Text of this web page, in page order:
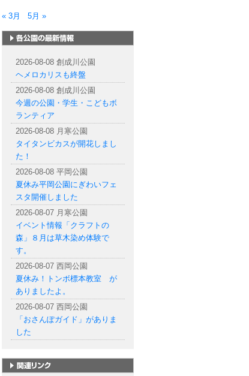
« 3月 5月 »
2026-08-08 創成川公園
ヘメロカリスも終盤
2026-08-08 創成川公園
今週の公園・学生・こどもボ
ランティア
2026-08-08 月寒公園
タイタンビカスが開花しまし
た！
2026-08-08 平岡公園
夏休み平岡公園にぎわいフェ
スタ開催しました
2026-08-07 月寒公園
イベント情報「クラフトの
森」８月は草木染め体験で
す。
2026-08-07 西岡公園
夏休み！トンボ標本教室 が
ありましたよ。
2026-08-07 西岡公園
「おさんぽガイド」がありま
した